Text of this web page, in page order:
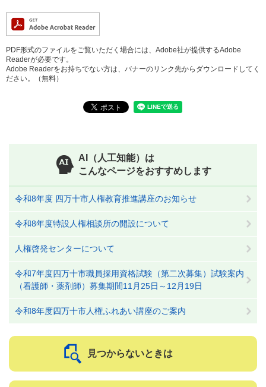
PDF形式のファイルをご覧いただく場合には、Adobe社が提供するAdobe
Readerが必要です。
Adobe Readerをお持ちでない方は、バナーのリンク先からダウンロードしてく
ださい。（無料）
AI（人工知能）は
こんなページをおすすめします
令和8年度 四万十市人権教育推進講座のお知らせ
令和8年度特設人権相談所の開設について
人権啓発センターについて
令和7年度四万十市職員採用資格試験（第二次募集）試験案内
（看護師・薬剤師）募集期間11月25日～12月19日
令和8年度四万十市人権ふれあい講座のご案内
見つからないときは